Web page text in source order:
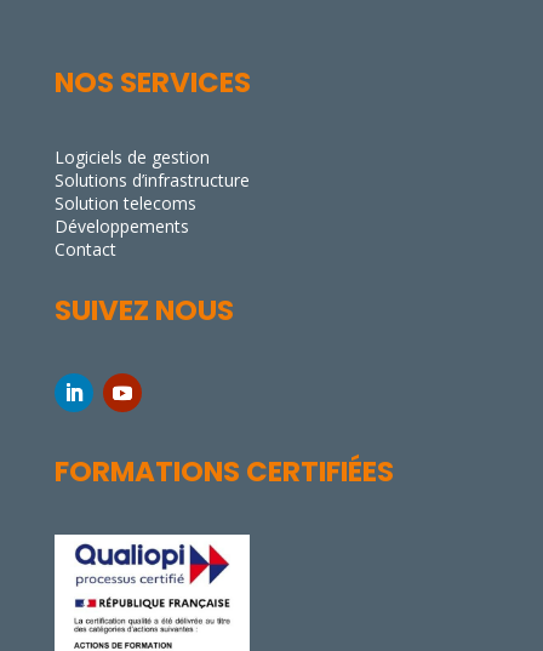
NOS SERVICES
Logiciels de gestion
Solutions d’infrastructure
Solution telecoms
Développements
Contact
SUIVEZ NOUS
FORMATIONS CERTIFIÉES